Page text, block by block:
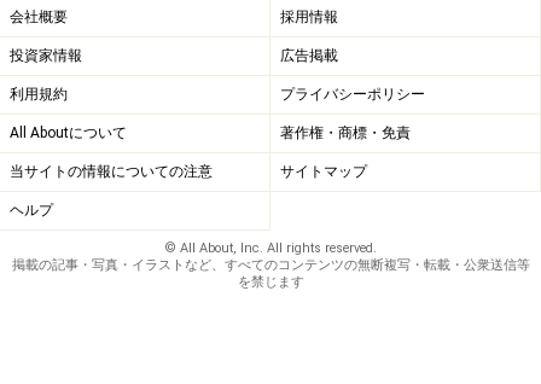
会社概要 採用情報
投資家情報 広告掲載
利用規約 プライバシーポリシー
All Aboutについて 著作権・商標・免責
当サイトの情報についての注意 サイトマップ
ヘルプ
© All About, Inc. All rights reserved.
掲載の記事・写真・イラストなど、すべてのコンテンツの無断複写・転載・公衆送信等
を禁じます